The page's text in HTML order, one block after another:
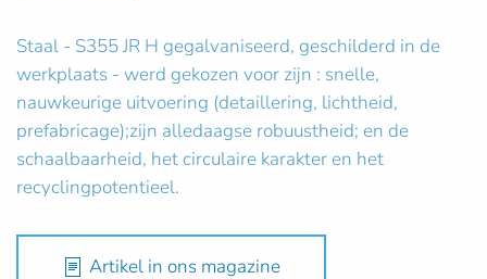
Staal - S355 JR H gegalvaniseerd, geschilderd in de
werkplaats - werd gekozen voor zijn : snelle,
nauwkeurige uitvoering (detaillering, lichtheid,
prefabricage);zijn alledaagse robuustheid; en de
schaalbaarheid, het circulaire karakter en het
recyclingpotentieel.
Artikel in ons magazine